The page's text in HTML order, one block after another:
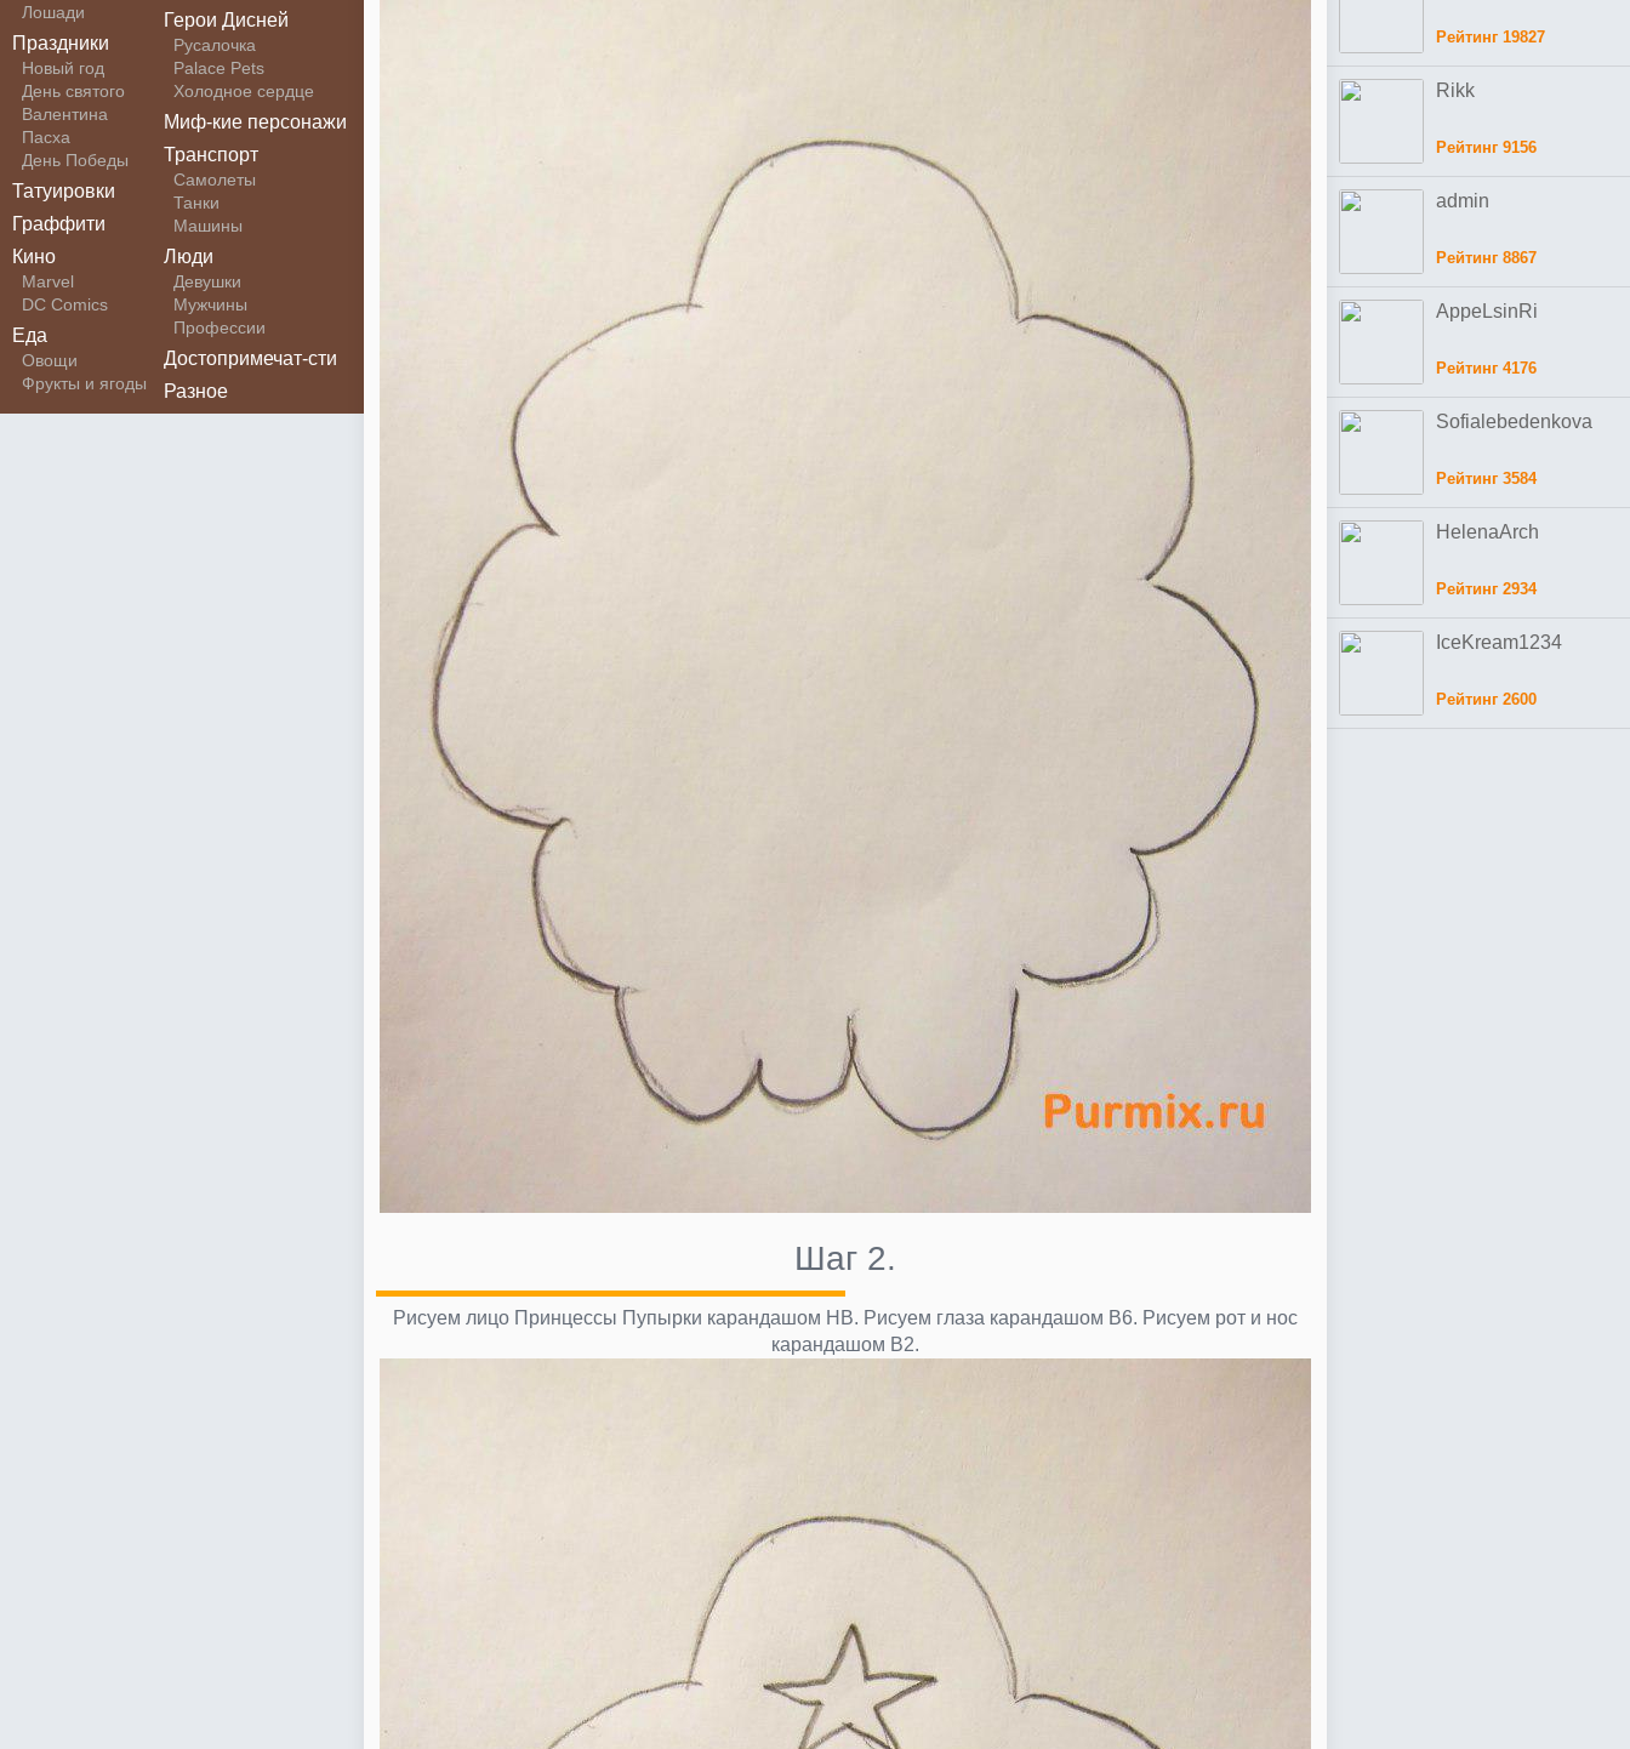
Лошади
Праздники
Новый год
День святого
Валентина
Пасха
День Победы
Татуировки
Граффити
Кино
Marvel
DC Comics
Еда
Овощи
Фрукты и ягоды
Герои Дисней
Русалочка
Palace Pets
Холодное сердце
Миф-кие персонажи
Транспорт
Самолеты
Танки
Машины
Люди
Девушки
Мужчины
Профессии
Достопримечат-сти
Разное
Шаг 2.
Рисуем лицо Принцессы Пупырки карандашом НВ. Рисуем глаза карандашом В6. Рисуем рот и нос
карандашом В2.
Рейтинг 19827
Rikk
Рейтинг 9156
admin
Рейтинг 8867
AppeLsinRi
Рейтинг 4176
Sofialebedenkova
Рейтинг 3584
HelenaArch
Рейтинг 2934
IceKream1234
Рейтинг 2600